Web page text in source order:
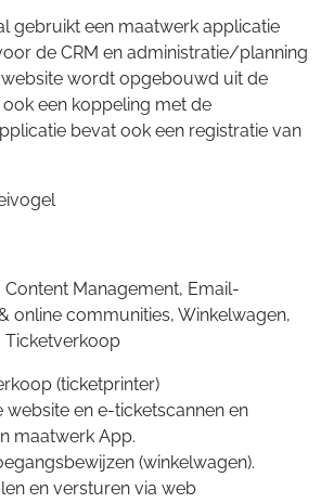
gebruikt een maatwerk applicatie
de CRM en administratie/planning
website wordt opgebouwd uit de
een koppeling met de
bevat ook een registratie van
Content Management, Email-
online communities, Winkelwagen,
Ticketverkoop
(ticketprinter)
website en e-ticketscannen en
maatwerk App.
(winkelwagen).
en versturen via web